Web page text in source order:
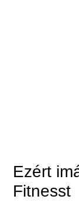
Ezért
Fitnesst